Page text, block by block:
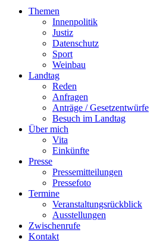
Themen
Innenpolitik
Justiz
Datenschutz
Sport
Weinbau
Landtag
Reden
Anfragen
Anträge / Gesetzentwürfe
Besuch im Landtag
Über mich
Vita
Einkünfte
Presse
Pressemitteilungen
Pressefoto
Termine
Veranstaltungsrückblick
Ausstellungen
Zwischenrufe
Kontakt